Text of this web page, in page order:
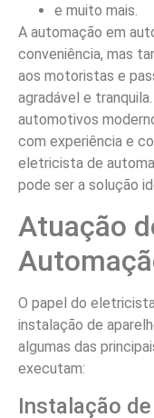
e muito mais.
A automação em
conveniência, mas
aos motoristas e
agradável e
automotivos
com experiência e
eletricista de
pode ser a solução
Atuação
O papel do
instalação de
algumas das
executam:
Instalação